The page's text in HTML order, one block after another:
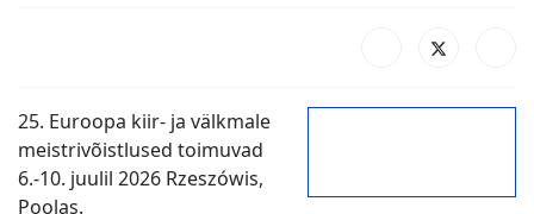
25. Euroopa kiir- ja välkmale
meistrivõistlused toimuvad
6.-10. juulil 2026 Rzeszówis,
Poolas.